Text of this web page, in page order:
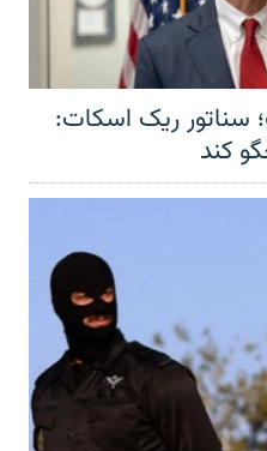
سناتور ریک اسکات:
کند